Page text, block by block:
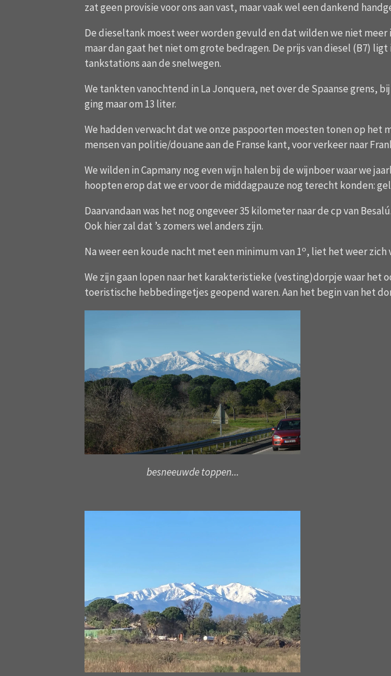
zat geen provisie voor ons aan vast, maar vaak wel een dankend
De dieseltank moest weer worden gevuld en dat wilden we niet
maar dan gaat het niet om grote bedragen. De prijs van diesel (B7)
tankstations aan de snelwegen.
We tankten vanochtend in La Jonquera, net over de Spaanse grens,
ging maar om 13 liter.
We hadden verwacht dat we onze paspoorten moesten tonen op het
mensen van politie/douane aan de Franse kant, voor verkeer naar
We wilden in Capmany nog even wijn halen bij de wijnboer waar we
hoopten erop dat we er voor de middagpauze nog terecht konden:
Daarvandaan was het nog ongeveer 35 kilometer naar de cp van
Ook hier zal dat ’s zomers wel anders zijn.
Na weer een koude nacht met een minimum van 1o, liet het weer zich
We zijn gaan lopen naar het karakteristieke (vesting)dorpje waar het
toeristische hebbedingetjes geopend waren. Aan het begin van het
besneeuwde toppen...